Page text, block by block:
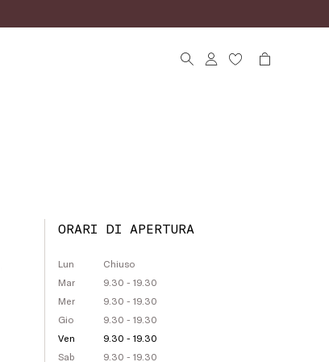
ORARI DI APERTURA
Lun
Chiuso
Mar
9.30 - 19.30
Mer
9.30 - 19.30
Gio
9.30 - 19.30
Ven
9.30 - 19.30
Sab
9.30 - 19.30